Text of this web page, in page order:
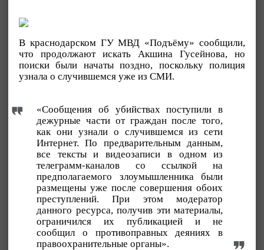
В краснодарском ГУ МВД «Подъёму» сообщили,
что продолжают искать Акшина Гусейнова, но
поиски были начаты поздно, поскольку полиция
узнала о случившемся уже из СМИ.
«Сообщения об убийствах поступили в
дежурные части от граждан после того,
как они узнали о случившемся из сети
Интернет. По предварительным данным,
все тексты и видеозаписи в одном из
телеграмм-каналов со ссылкой на
предполагаемого злоумышленника были
размещены уже после совершения обоих
преступлений. При этом модератор
данного ресурса, получив эти материалы,
ограничился их публикацией и не
сообщил о противоправных деяниях в
правоохранительные органы».